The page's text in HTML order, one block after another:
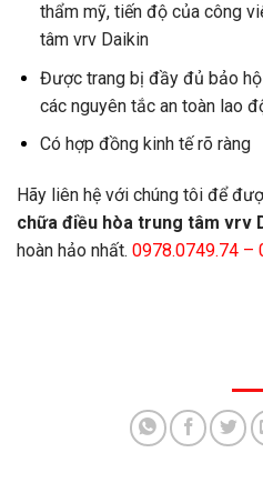
thẩm mỹ, tiến độ của công
tâm vrv Daikin
Được trang bị đầy đủ bảo
các nguyên tắc an toàn lao
Có hợp đồng kinh tế rõ ràng
Hãy liên hệ với chúng tôi để
chữa điều hòa trung tâm vrv
hoàn hảo nhất. 0978.0749.74 –